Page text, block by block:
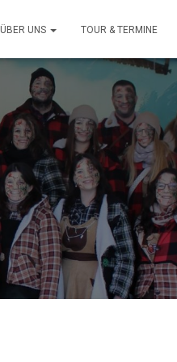
ÜBER UNS TOUR & TERMINE